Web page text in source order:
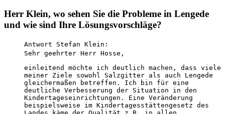
Herr Klein, wo sehen Sie die Probleme in Lengede
und wie sind Ihre Lösungsvorschläge?
Antwort Stefan Klein:
Sehr geehrter Herr Hosse,
einleitend möchte ich deutlich machen, dass viele
meiner Ziele sowohl Salzgitter als auch Lengede
gleichermaßen betreffen. Ich bin für eine
deutliche Verbesserung der Situation in den
Kindertageseinrichtungen. Eine Veränderung
beispielsweise im Kindertagesstättengesetz des